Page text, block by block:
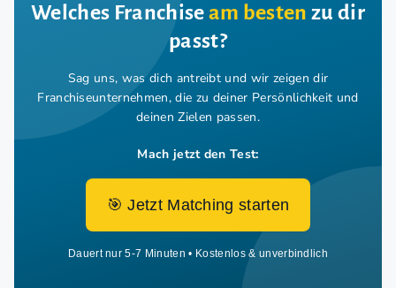
Welches Franchiseam besten zu dir
passt?
Sag uns, was dich antreibt und wir zeigen dir
Franchiseunternehmen, die zu deiner Persönlichkeit und
deinen Zielen passen.
Mach jetzt den Test:
🎯 Jetzt Matching starten
Dauert nur 5-7 Minuten • Kostenlos & unverbindlich